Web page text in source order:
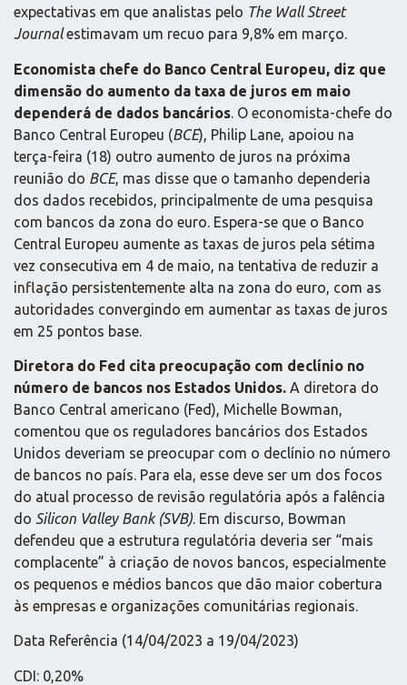
expectativas em que analistas pelo The Wall Street
Journalestimavam um recuo para 9,8% em março.
Economista chefe do Banco Central Europeu, diz que
dimensão do aumento da taxa de juros em maio
dependerá de dados bancários. O economista-chefe do
Banco Central Europeu (BCE), Philip Lane, apoiou na
terça-feira (18) outro aumento de juros na próxima
reunião do BCE, mas disse que o tamanho dependeria
dos dados recebidos, principalmente de uma pesquisa
com bancos da zona do euro. Espera-se que o Banco
Central Europeu aumente as taxas de juros pela sétima
vez consecutiva em 4 de maio, na tentativa de reduzir a
inflação persistentemente alta na zona do euro, com as
autoridades convergindo em aumentar as taxas de juros
em 25 pontos base.
Diretora do Fed cita preocupação com declínio no
número de bancos nos Estados Unidos. A diretora do
Banco Central americano (Fed), Michelle Bowman,
comentou que os reguladores bancários dos Estados
Unidos deveriam se preocupar com o declínio no número
de bancos no país. Para ela, esse deve ser um dos focos
do atual processo de revisão regulatória após a falência
do Silicon Valley Bank (SVB). Em discurso, Bowman
defendeu que a estrutura regulatória deveria ser “mais
complacente” à criação de novos bancos, especialmente
os pequenos e médios bancos que dão maior cobertura
às empresas e organizações comunitárias regionais.
Data Referência (14/04/2023 a 19/04/2023)
CDI: 0,20%